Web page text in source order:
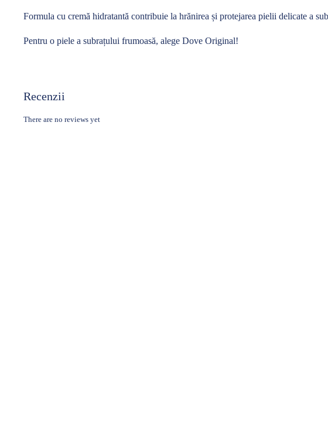
Formula cu cremă hidratantă contribuie la hrănirea și protejarea pielii delicate a
Pentru o piele a subrațului frumoasă, alege Dove Original!
Recenzii
There are no reviews yet